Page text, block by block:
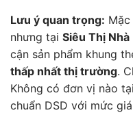
Lưu ý quan trọng:
nhưng tại Siêu Thị Nhà
cận sản phẩm khung
thấp nhất thị trường.
Không có đơn vị nào
chuẩn DSD với mức